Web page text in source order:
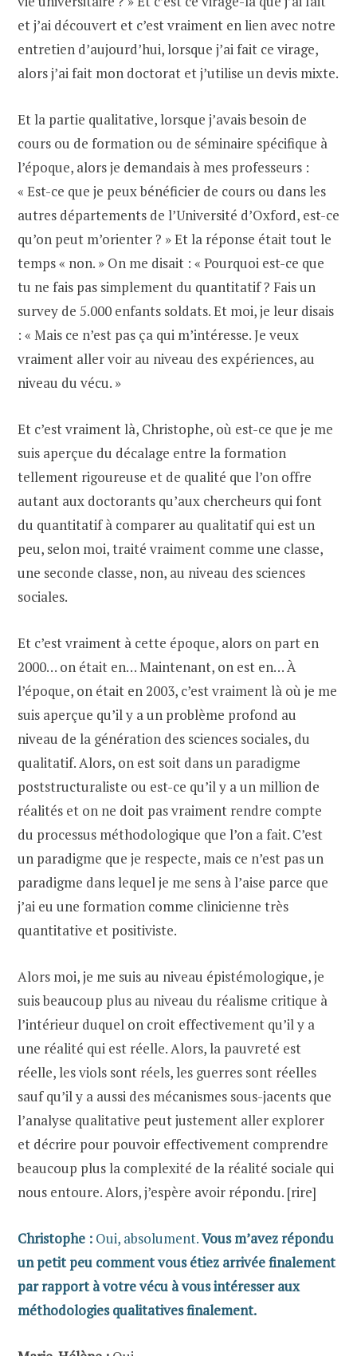
et j’ai découvert et c’est vraiment en lien avec notre
entretien d’aujourd’hui, lorsque j’ai fait ce virage,
alors j’ai fait mon doctorat et j’utilise un devis mixte.
Et la partie qualitative, lorsque j’avais besoin de
cours ou de formation ou de séminaire spécifique à
l’époque, alors je demandais à mes professeurs :
« Est-ce que je peux bénéficier de cours ou dans les
autres départements de l’Université d’Oxford, est-ce
qu’on peut m’orienter ? » Et la réponse était tout le
temps « non. » On me disait : « Pourquoi est-ce que
tu ne fais pas simplement du quantitatif ? Fais un
survey de 5.000 enfants soldats. Et moi, je leur disais
: « Mais ce n’est pas ça qui m’intéresse. Je veux
vraiment aller voir au niveau des expériences, au
niveau du vécu. »
Et c’est vraiment là, Christophe, où est-ce que je me
suis aperçue du décalage entre la formation
tellement rigoureuse et de qualité que l’on offre
autant aux doctorants qu’aux chercheurs qui font
du quantitatif à comparer au qualitatif qui est un
peu, selon moi, traité vraiment comme une classe,
une seconde classe, non, au niveau des sciences
sociales.
Et c’est vraiment à cette époque, alors on part en
2000… on était en… Maintenant, on est en… À
l’époque, on était en 2003, c’est vraiment là où je me
suis aperçue qu’il y a un problème profond au
niveau de la génération des sciences sociales, du
qualitatif. Alors, on est soit dans un paradigme
poststructuraliste ou est-ce qu’il y a un million de
réalités et on ne doit pas vraiment rendre compte
du processus méthodologique que l’on a fait. C’est
un paradigme que je respecte, mais ce n’est pas un
paradigme dans lequel je me sens à l’aise parce que
j’ai eu une formation comme clinicienne très
quantitative et positiviste.
Alors moi, je me suis au niveau épistémologique, je
suis beaucoup plus au niveau du réalisme critique à
l’intérieur duquel on croit effectivement qu’il y a
une réalité qui est réelle. Alors, la pauvreté est
réelle, les viols sont réels, les guerres sont réelles
sauf qu’il y a aussi des mécanismes sous-jacents que
l’analyse qualitative peut justement aller explorer
et décrire pour pouvoir effectivement comprendre
beaucoup plus la complexité de la réalité sociale qui
nous entoure. Alors, j’espère avoir répondu. [rire]
Christophe : Oui, absolument.Vous m’avez répondu
un petit peu comment vous étiez arrivée finalement
par rapport à votre vécu à vous intéresser aux
méthodologies qualitatives finalement.